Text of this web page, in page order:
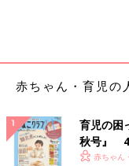
出典：Instagramアカウン
赤ちゃん・育児の
育児の困
秋号』 4
いっぱい
赤ちゃん